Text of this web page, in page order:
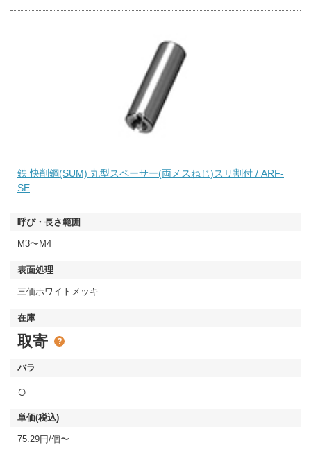
鉄 快削鋼(SUM) 丸型スペーサー(両メスねじ)スリ割付 / ARF-
SE
M3〜M4
三価ホワイトメッキ
取寄
○
75.29円/個〜